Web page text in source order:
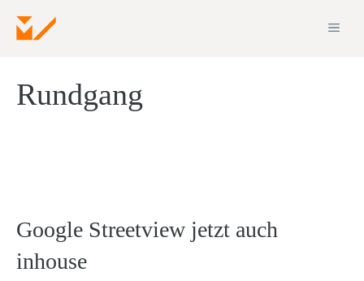
Inhalt
Rundgang
Google Streetview jetzt auch
inhouse